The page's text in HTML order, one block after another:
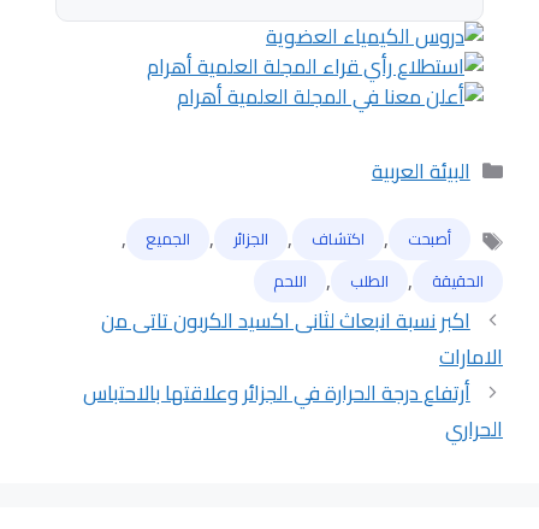
التصنيفات
البيئة العربية
الوسوم
أصبحت , اكتشاف , الجزائر , الجميع ,
الحقيقة , الطلب , اللحم
اكبر نسبة انبعاث لثانى اكسيد الكربون تاتى من
الامارات
أرتفاع درجة الحرارة في الجزائر وعلاقتها بالاحتباس
الحراري